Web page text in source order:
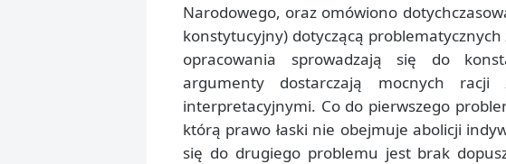
Narodowego, oraz omówiono
konstytucyjny) dotyczącą
opracowania sprowadzają się do
argumenty dostarczają mocnych racji
interpretacyjnymi. Co do pierwszego
którą prawo łaski nie obejmuje abolicji
się do drugiego problemu jest brak